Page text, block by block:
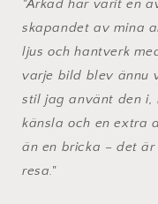
"Arkad har varit en
skapandet av mina
ljus och hantverk
varje bild blev ännu
stil jag använt den
känsla och en extra
än en bricka – det
resa."